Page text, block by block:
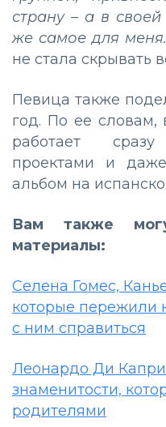
страну – а в
же самое для
не стала скрывать
Певица также
год. По ее словам,
работает
проектами и
альбом на
Вам также
материалы:
Селена Гомес,
которые пережили
с ним справиться
Леонардо Ди
знаменитости,
родителями